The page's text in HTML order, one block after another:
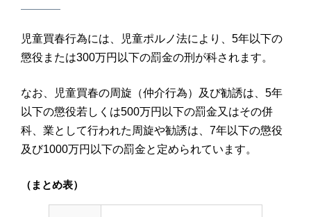
児童買春行為には、児童ポルノ法により、5年以下の
懲役または300万円以下の罰金の刑が科されます。
なお、児童買春の周旋（仲介行為）及び勧誘は、5年
以下の懲役若しくは500万円以下の罰金又はその併
科、業として行われた周旋や勧誘は、7年以下の懲役
及び1000万円以下の罰金と定められています。
（まとめ表）